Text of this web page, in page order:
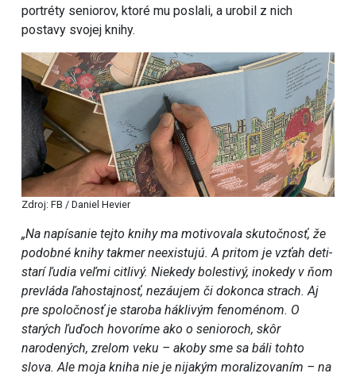
portréty seniorov, ktoré mu poslali, a urobil z nich
postavy svojej knihy.
Zdroj: FB / Daniel Hevier
„Na napísanie tejto knihy ma motivovala skutočnosť, že
podobné knihy takmer neexistujú. A pritom je vzťah deti-
starí ľudia veľmi citlivý. Niekedy bolestivý, inokedy v ňom
prevláda ľahostajnosť, nezáujem či dokonca strach. Aj
pre spoločnosť je staroba háklivým fenoménom. O
starých ľuďoch hovoríme ako o senioroch, skôr
narodených, zrelom veku – akoby sme sa báli tohto
slova. Ale moja kniha nie je nijakým moralizovaním – na